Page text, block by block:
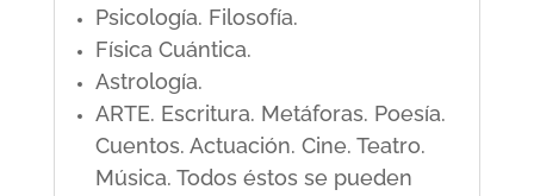
Psicología. Filosofía.
Física Cuántica.
Astrología.
ARTE. Escritura. Metáforas. Poesía.
Cuentos. Actuación. Cine. Teatro.
Música. Todos éstos se pueden